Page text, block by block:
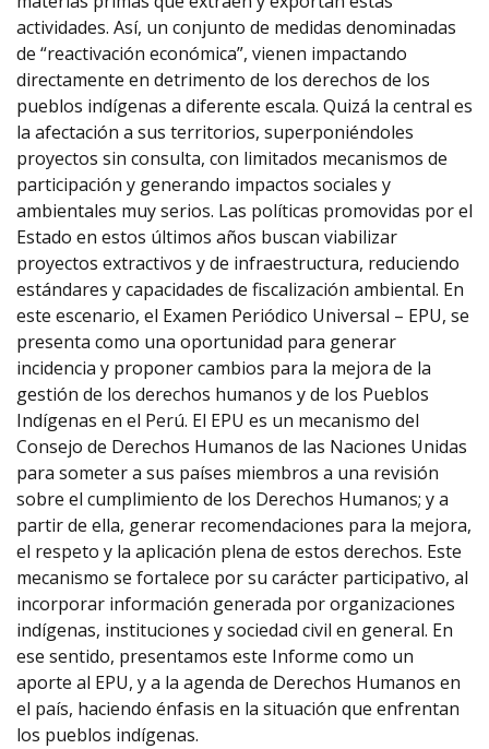
actividades. Así, un conjunto de medidas denominadas
de “reactivación económica”, vienen impactando
directamente en detrimento de los derechos de los
pueblos indígenas a diferente escala. Quizá la central es
la afectación a sus territorios, superponiéndoles
proyectos sin consulta, con limitados mecanismos de
participación y generando impactos sociales y
ambientales muy serios. Las políticas promovidas por el
Estado en estos últimos años buscan viabilizar
proyectos extractivos y de infraestructura, reduciendo
estándares y capacidades de fiscalización ambiental. En
este escenario, el Examen Periódico Universal – EPU, se
presenta como una oportunidad para generar
incidencia y proponer cambios para la mejora de la
gestión de los derechos humanos y de los Pueblos
Indígenas en el Perú. El EPU es un mecanismo del
Consejo de Derechos Humanos de las Naciones Unidas
para someter a sus países miembros a una revisión
sobre el cumplimiento de los Derechos Humanos; y a
partir de ella, generar recomendaciones para la mejora,
el respeto y la aplicación plena de estos derechos. Este
mecanismo se fortalece por su carácter participativo, al
incorporar información generada por organizaciones
indígenas, instituciones y sociedad civil en general. En
ese sentido, presentamos este Informe como un
aporte al EPU, y a la agenda de Derechos Humanos en
el país, haciendo énfasis en la situación que enfrentan
los pueblos indígenas.